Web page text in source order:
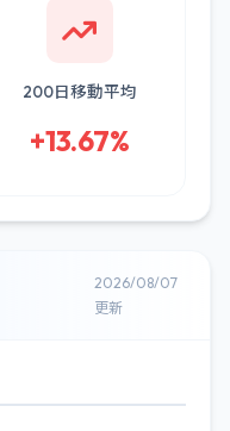
200日移動平均
+13.67%
2026/08/07
更新